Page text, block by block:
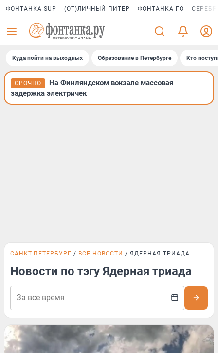
ФОНТАНКА SUP (ОТ)ЛИЧНЫЙ ПИТЕР ФОНТАНКА ГО
Куда пойти на выходных Образование в Петербурге Кто
СРОЧНО
На Финляндском вокзале массовая
задержка электричек
САНКТ-ПЕТЕРБУРГ ВСЕ НОВОСТИ ЯДЕРНАЯ ТРИАДА
Новости по тэгу Ядерная триада